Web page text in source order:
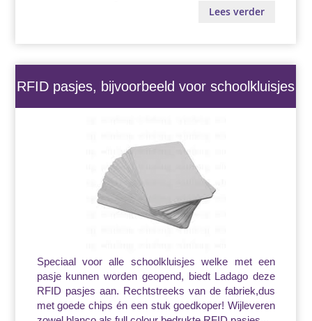
Lees verder
RFID pasjes, bijvoorbeeld voor schoolkluisjes
Speciaal voor alle schoolkluisjes welke met een
pasje kunnen worden geopend, biedt Ladago deze
RFID pasjes aan. Rechtstreeks van de fabriek,dus
met goede chips én een stuk goedkoper! Wijleveren